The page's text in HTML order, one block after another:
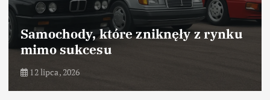
Samochody, które odniosły sukces
dzięki marketingowi
10 lipca, 2026